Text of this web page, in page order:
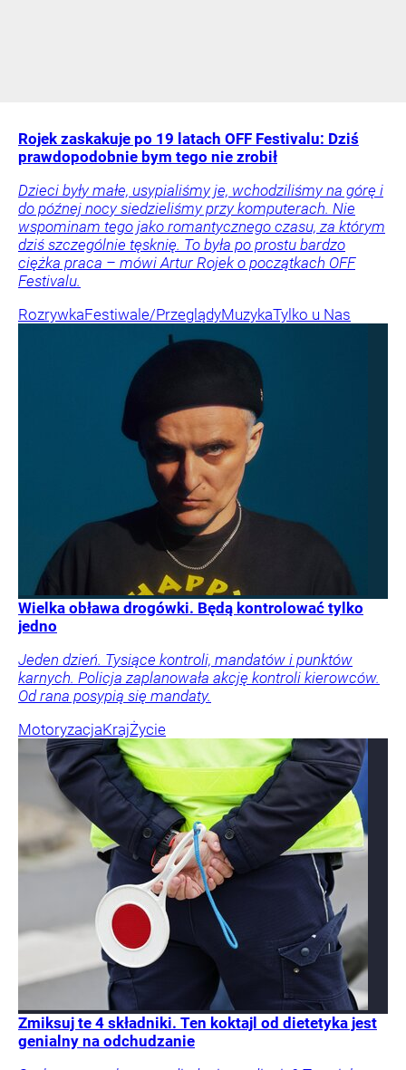
Rojek zaskakuje po 19 latach OFF Festivalu: Dziś
prawdopodobnie bym tego nie zrobił
Dzieci były małe, usypialiśmy je, wchodziliśmy na górę i
do późnej nocy siedzieliśmy przy komputerach. Nie
wspominam tego jako romantycznego czasu, za którym
dziś szczególnie tęsknię. To była po prostu bardzo
ciężka praca – mówi Artur Rojek o początkach OFF
Festivalu.
RozrywkaFestiwale/PrzeglądyMuzykaTylko u Nas
Wielka obława drogówki. Będą kontrolować tylko
jedno
Jeden dzień. Tysiące kontroli, mandatów i punktów
karnych. Policja zaplanowała akcję kontroli kierowców.
Od rana posypią się mandaty.
MotoryzacjaKrajŻycie
Zmiksuj te 4 składniki. Ten koktajl od dietetyka jest
genialny na odchudzanie